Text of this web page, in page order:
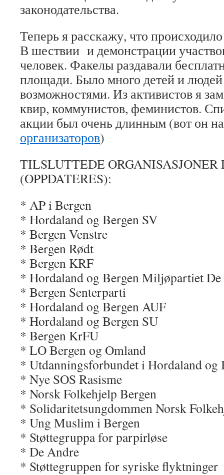
законодательства.
Теперь я расскажу, что
В шествии и демонстрации
человек. Факелы раздавали
площади. Было много детей и
возможностями. Из активистов я
квир, коммунистов, феминистов.
акции был очень длинным (вот он
организаторов)
TILSLUTTEDE
(OPPDATERES):
* AP i Bergen
* Hordaland og Bergen SV
* Bergen Venstre
* Bergen Rødt
* Bergen KRF
* Hordaland og Bergen Miljøpartiet De
* Bergen Senterparti
* Hordaland og Bergen AUF
* Hordaland og Bergen SU
* Bergen KrFU
* LO Bergen og Omland
* Utdanningsforbundet i Hordaland og
* Nye SOS Rasisme
* Norsk Folkehjelp Bergen
* Solidaritetsungdommen Norsk
* Ung Muslim i Bergen
* Støttegruppa for parpirløse
* De Andre
* Støttegruppen for syriske flyktninger